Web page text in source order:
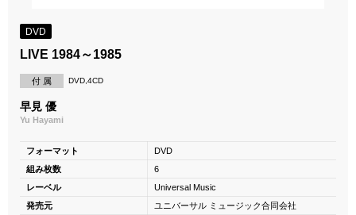
DVD
LIVE 1984～1985
付 属 DVD,4CD
早見 優
Yu Hayami
フォーマット
DVD
組み枚数
6
レーベル
Universal Music
発売元
ユニバーサル ミュージック合同会社